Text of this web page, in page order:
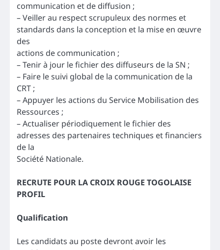
communication et de diffusion ;
– Veiller au respect scrupuleux des normes et
standards dans la conception et la mise en œuvre
des
actions de communication ;
– Tenir à jour le fichier des diffuseurs de la SN ;
– Faire le suivi global de la communication de la
CRT ;
– Appuyer les actions du Service Mobilisation des
Ressources ;
– Actualiser périodiquement le fichier des
adresses des partenaires techniques et financiers
de la
Société Nationale.
RECRUTE POUR LA CROIX ROUGE TOGOLAISE
PROFIL
Qualification
Les candidats au poste devront avoir les